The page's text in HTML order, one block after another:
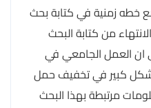
خطه زمنية في كتابة بحث
من كتابة البحث
ان العمل الجامعي في
كبير في تخفيف حمل
مرتبطة بهذا البحث